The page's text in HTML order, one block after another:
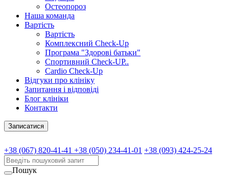
Остеопороз
Наша команда
Вартість
Вартість
Комплексний Check-Up
Програма "Здорові батьки"
Спортивний Check-UP..
Cardio Check-Up
Відгуки про клініку
Запитання і відповіді
Блог клініки
Контакти
Записатися
+38 (067) 820-41-41 +38 (050) 234-41-01 +38 (093) 424-25-24
Пошук